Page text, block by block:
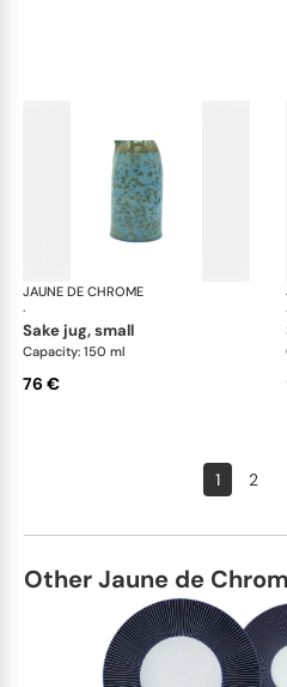
JAUNE DE CHROME
·
sake jug, small
Capacity: 150 ml
76 €
·
1 2
Other Jaune de